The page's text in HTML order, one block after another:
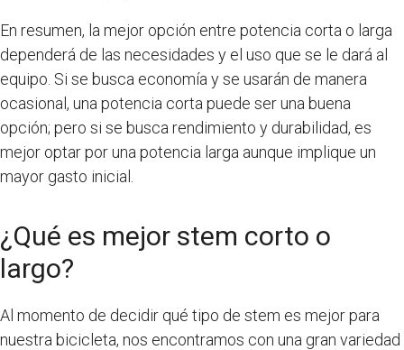
En resumen, la mejor opción entre potencia corta o larga
dependerá de las necesidades y el uso que se le dará al
equipo. Si se busca economía y se usarán de manera
ocasional, una potencia corta puede ser una buena
opción; pero si se busca rendimiento y durabilidad, es
mejor optar por una potencia larga aunque implique un
mayor gasto inicial.
¿Qué es mejor stem corto o
largo?
Al momento de decidir qué tipo de stem es mejor para
nuestra bicicleta, nos encontramos con una gran variedad